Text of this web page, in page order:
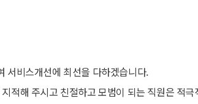
서비스개선에 최선을 다하겠습니다.
적해 주시고 친절하고 모범이 되는 직원은 적